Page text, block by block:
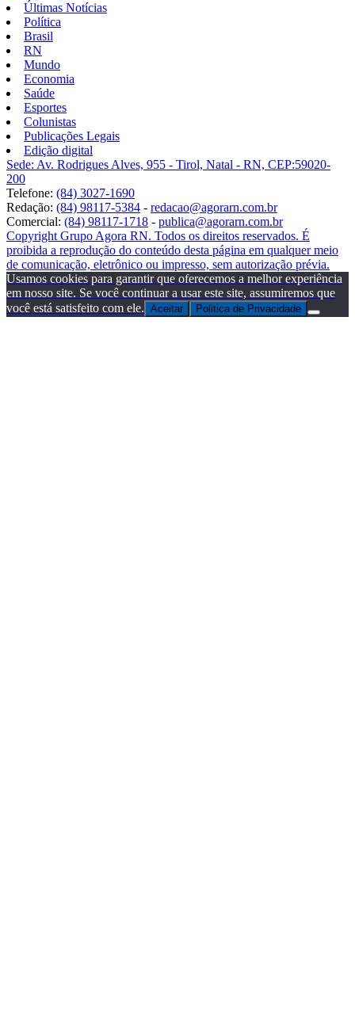
Últimas Notícias
Política
Brasil
RN
Mundo
Economia
Saúde
Esportes
Colunistas
Publicações Legais
Edição digital
Sede: Av. Rodrigues Alves, 955 - Tirol, Natal - RN, CEP:59020-
200
Telefone: (84) 3027-1690
Redação: (84) 98117-5384 - redacao@agorarn.com.br
Comercial: (84) 98117-1718 - publica@agorarn.com.br
Copyright Grupo Agora RN. Todos os direitos reservados. É
proibida a reprodução do conteúdo desta página em qualquer meio
de comunicação, eletrônico ou impresso, sem autorização prévia.
Usamos cookies para garantir que oferecemos a melhor experiência
em nosso site. Se você continuar a usar este site, assumiremos que
você está satisfeito com ele. Aceitar Politica de Privacidade